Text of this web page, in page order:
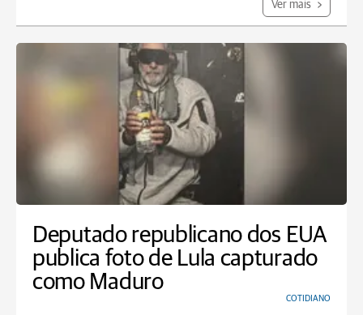
Ver mais
Deputado republicano dos EUA
publica foto de Lula capturado
como Maduro
COTIDIANO